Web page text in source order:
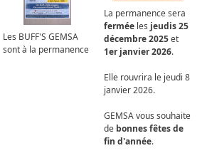
Les BUFF'S GEMSA
sont à la permanence
La permanence sera
fermée les jeudis 25
décembre 2025et
1er janvier 2026.
Elle rouvrira le jeudi 8
janvier 2026.
GEMSA vous souhaite
de bonnes fêtes de
fin d'année.